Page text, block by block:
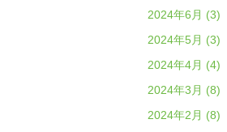
2024年6月 (3)
2024年5月 (3)
2024年4月 (4)
2024年3月 (8)
2024年2月 (8)